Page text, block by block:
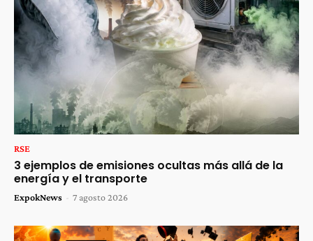
RSE
3 ejemplos de emisiones ocultas más allá de la
energía y el transporte
ExpokNews - 7 agosto 2026